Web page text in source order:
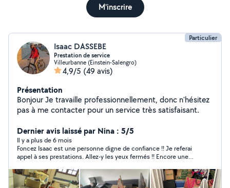
M'inscrire
Particulier
Isaac DASSEBE
Prestation de service
Villeurbanne (Einstein-Salengro)
4,9/5 (49 avis)
Présentation
Bonjour Je travaille professionnellement, donc n'hésitez
pas à me contacter pour un service très satisfaisant.
Dernier avis laissé par Nina : 5/5
Il y a plus de 6 mois
Foncez Isaac est une personne digne de confiance !! Je referai
appel à ses prestations. Allez-y les yeux fermés !! Encore une